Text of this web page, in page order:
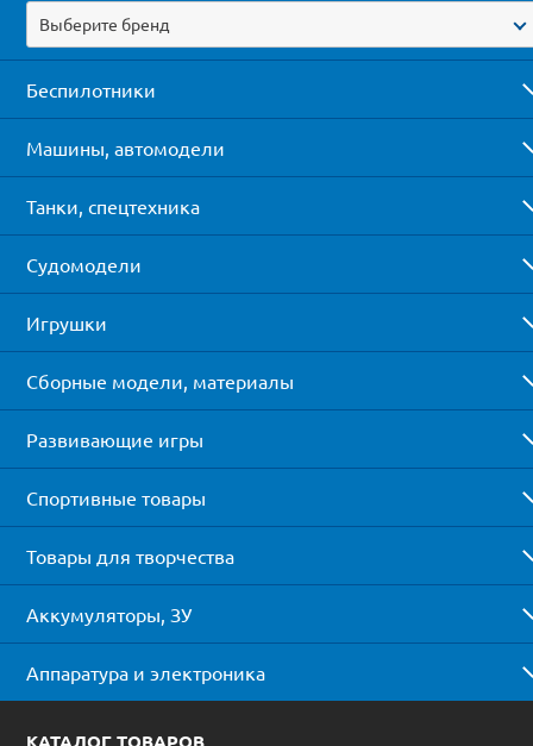
Выберите бренд
Беспилотники
Машины, автомодели
Танки, спецтехника
Судомодели
Игрушки
Сборные модели, материалы
Развивающие игры
Спортивные товары
Товары для творчества
Аккумуляторы, ЗУ
Аппаратура и электроника